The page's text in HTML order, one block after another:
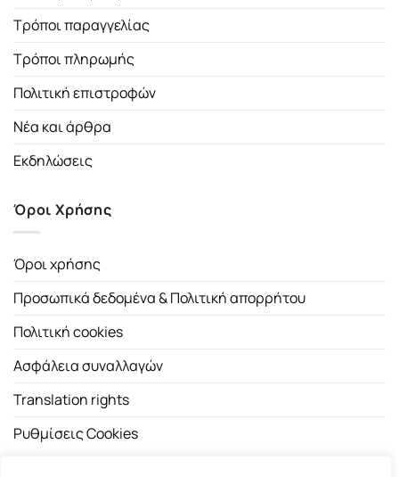
Τρόποι παραγγελίας
Τρόποι πληρωμής
Πολιτική επιστροφών
Νέα και άρθρα
Εκδηλώσεις
Όροι Χρήσης
Όροι χρήσης
Προσωπικά δεδομένα & Πολιτική απορρήτου
Πολιτική cookies
Ασφάλεια συναλλαγών
Translation rights
Ρυθμίσεις Cookies